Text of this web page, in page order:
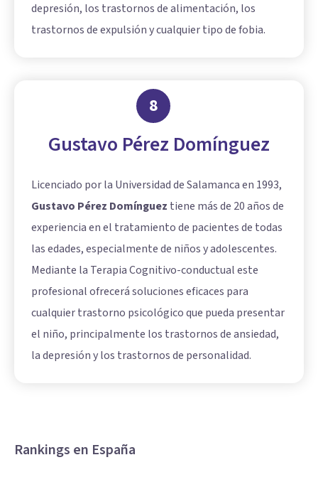
depresión, los trastornos de alimentación, los
trastornos de expulsión y cualquier tipo de fobia.
8
Gustavo Pérez Domínguez
Licenciado por la Universidad de Salamanca en 1993,
Gustavo Pérez Domínguez tiene más de 20 años de
experiencia en el tratamiento de pacientes de todas
las edades, especialmente de niños y adolescentes.
Mediante la Terapia Cognitivo-conductual este
profesional ofrecerá soluciones eficaces para
cualquier trastorno psicológico que pueda presentar
el niño, principalmente los trastornos de ansiedad,
la depresión y los trastornos de personalidad.
Rankings en España